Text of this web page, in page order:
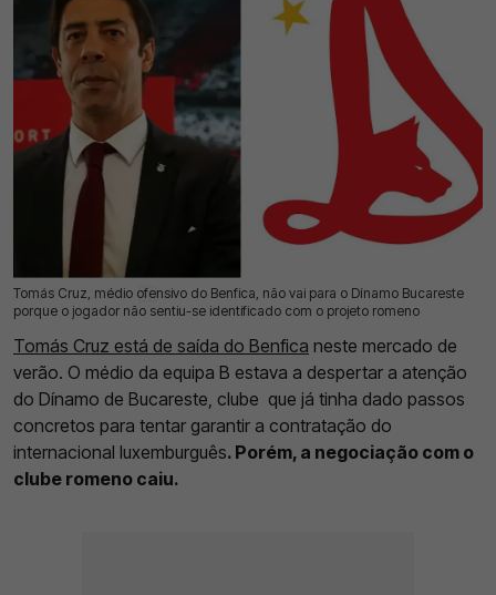
Tomás Cruz, médio ofensivo do Benfica, não vai para o Dínamo Bucareste
porque o jogador não sentiu-se identificado com o projeto romeno
21 Jul 2026 | 12:30 | 0
Tomás Cruz está de saída do Benfica neste mercado de
verão. O médio da equipa B estava a despertar a atenção
do Dínamo de Bucareste, clube que já tinha dado passos
concretos para tentar garantir a contratação do
internacional luxemburguês. Porém, a negociação com o
clube romeno caiu.